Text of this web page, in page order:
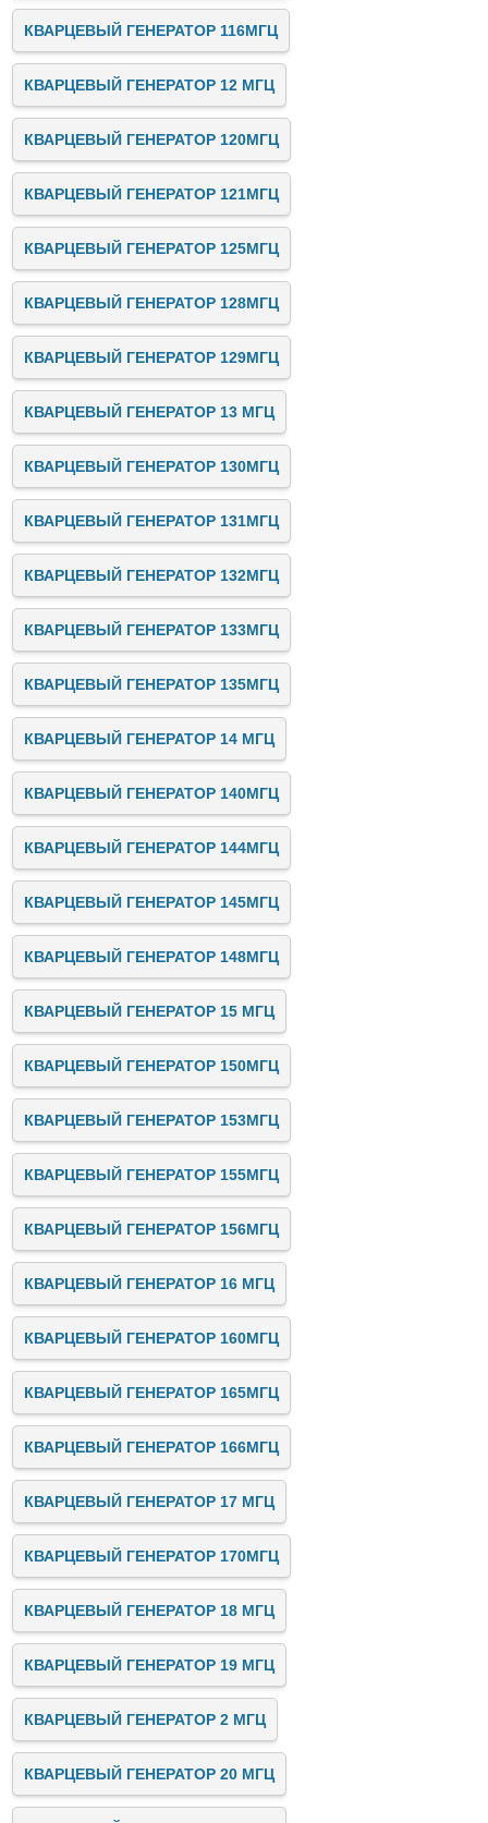
КВАРЦЕВЫЙ ГЕНЕРАТОР 116МГЦ
КВАРЦЕВЫЙ ГЕНЕРАТОР 12 МГЦ
КВАРЦЕВЫЙ ГЕНЕРАТОР 120МГЦ
КВАРЦЕВЫЙ ГЕНЕРАТОР 121МГЦ
КВАРЦЕВЫЙ ГЕНЕРАТОР 125МГЦ
КВАРЦЕВЫЙ ГЕНЕРАТОР 128МГЦ
КВАРЦЕВЫЙ ГЕНЕРАТОР 129МГЦ
КВАРЦЕВЫЙ ГЕНЕРАТОР 13 МГЦ
КВАРЦЕВЫЙ ГЕНЕРАТОР 130МГЦ
КВАРЦЕВЫЙ ГЕНЕРАТОР 131МГЦ
КВАРЦЕВЫЙ ГЕНЕРАТОР 132МГЦ
КВАРЦЕВЫЙ ГЕНЕРАТОР 133МГЦ
КВАРЦЕВЫЙ ГЕНЕРАТОР 135МГЦ
КВАРЦЕВЫЙ ГЕНЕРАТОР 14 МГЦ
КВАРЦЕВЫЙ ГЕНЕРАТОР 140МГЦ
КВАРЦЕВЫЙ ГЕНЕРАТОР 144МГЦ
КВАРЦЕВЫЙ ГЕНЕРАТОР 145МГЦ
КВАРЦЕВЫЙ ГЕНЕРАТОР 148МГЦ
КВАРЦЕВЫЙ ГЕНЕРАТОР 15 МГЦ
КВАРЦЕВЫЙ ГЕНЕРАТОР 150МГЦ
КВАРЦЕВЫЙ ГЕНЕРАТОР 153МГЦ
КВАРЦЕВЫЙ ГЕНЕРАТОР 155МГЦ
КВАРЦЕВЫЙ ГЕНЕРАТОР 156МГЦ
КВАРЦЕВЫЙ ГЕНЕРАТОР 16 МГЦ
КВАРЦЕВЫЙ ГЕНЕРАТОР 160МГЦ
КВАРЦЕВЫЙ ГЕНЕРАТОР 165МГЦ
КВАРЦЕВЫЙ ГЕНЕРАТОР 166МГЦ
КВАРЦЕВЫЙ ГЕНЕРАТОР 17 МГЦ
КВАРЦЕВЫЙ ГЕНЕРАТОР 170МГЦ
КВАРЦЕВЫЙ ГЕНЕРАТОР 18 МГЦ
КВАРЦЕВЫЙ ГЕНЕРАТОР 19 МГЦ
КВАРЦЕВЫЙ ГЕНЕРАТОР 2 МГЦ
КВАРЦЕВЫЙ ГЕНЕРАТОР 20 МГЦ